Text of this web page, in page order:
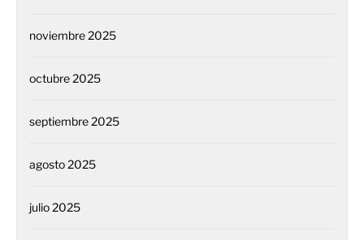
noviembre 2025
octubre 2025
septiembre 2025
agosto 2025
julio 2025